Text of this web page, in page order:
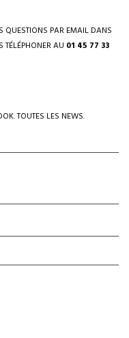
QUESTIONS PAR EMAIL DANS
AU 01 45 77 33
TOUTES LES NEWS.